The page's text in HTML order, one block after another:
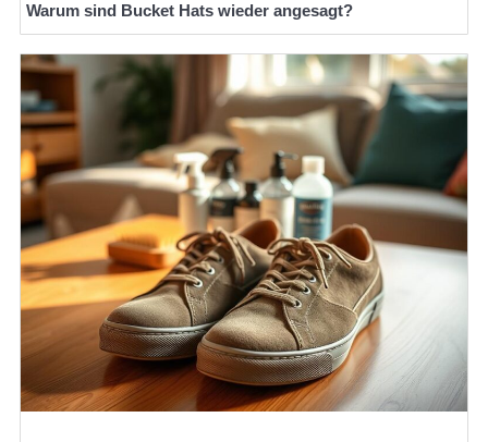
Warum sind Bucket Hats wieder angesagt?